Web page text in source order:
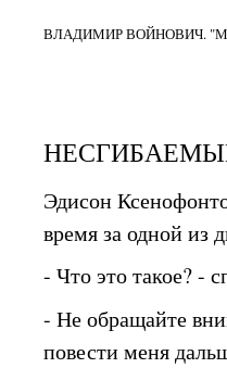
ВЛАДИМИР ВОЙНОВИЧ.
Эдисон
время за одной из
- Что это такое? -
- Не обращайте
повести меня